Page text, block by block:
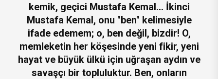
kemik, geçici Mustafa Kemal... İkinci
Mustafa Kemal, onu "ben" kelimesiyle
ifade edemem; o, ben değil, bizdir! O,
memleketin her köşesinde yeni fikir, yeni
hayat ve büyük ülkü için uğraşan aydın ve
savaşçı bir topluluktur. Ben, onların